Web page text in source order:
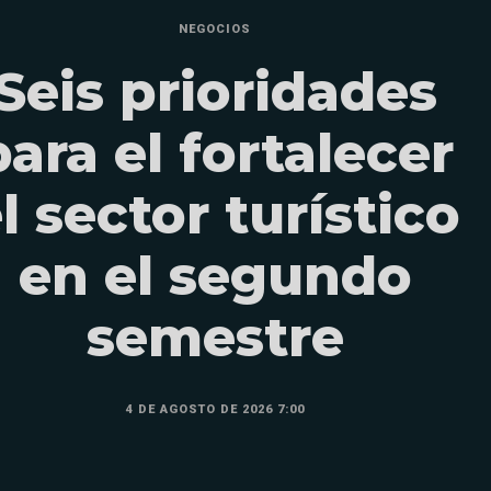
NEGOCIOS
prioridades
el fortalecer
sector turístico
en el segundo
semestre
4 DE AGOSTO DE 2026 7:00